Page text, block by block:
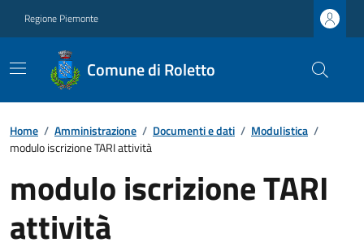
Regione Piemonte
Comune di Roletto
Home / Amministrazione / Documenti e dati / Modulistica /
modulo iscrizione TARI attività
modulo iscrizione TARI
attività